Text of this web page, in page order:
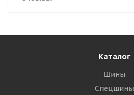
Каталог
Шины
Спецшины